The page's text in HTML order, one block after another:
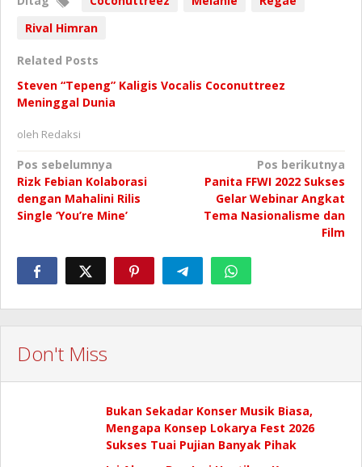
Rival Himran
Related Posts
Steven “Tepeng” Kaligis Vocalis Coconuttreez
Meninggal Dunia
oleh Redaksi
Navigasi
pos
Pos sebelumnya
Rizk Febian Kolaborasi
dengan Mahalini Rilis
Single ‘You’re Mine’
Pos berikutnya
Panita FFWI 2022 Sukses
Gelar Webinar Angkat
Tema Nasionalisme dan
Film
Don't Miss
Bukan Sekadar Konser Musik Biasa,
Mengapa Konsep Lokarya Fest 2026
Sukses Tuai Pujian Banyak Pihak